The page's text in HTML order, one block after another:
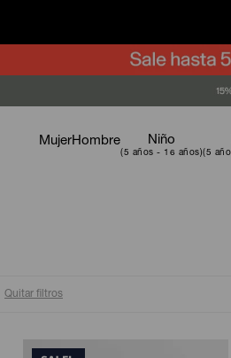
MujerHombre Niño
Quitar filtros